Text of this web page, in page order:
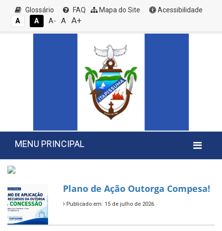
Glossário FAQ Mapa do Site
Acessibilidade
A
A A- A A+
MENU PRINCIPAL
Plano de Ação Outorga Compesa!
Publicado em: 15 de julho de 2026